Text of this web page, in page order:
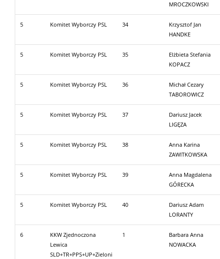
MROCZKOWSKI
5 Komitet Wyborczy PSL 34
Krzysztof Jan
HANDKE
5 Komitet Wyborczy PSL 35
Elżbieta Stefania
KOPACZ
5 Komitet Wyborczy PSL 36
Michał Cezary
TABOROWICZ
5 Komitet Wyborczy PSL 37
Dariusz Jacek
LIGĘZA
5 Komitet Wyborczy PSL 38
Anna Karina
ZAWITKOWSKA
5 Komitet Wyborczy PSL 39
Anna Magdalena
GÓRECKA
5 Komitet Wyborczy PSL 40
Dariusz Adam
LORANTY
6
KKW Zjednoczona
Lewica
SLD+TR+PPS+UP+Zieloni
1
Barbara Anna
NOWACKA